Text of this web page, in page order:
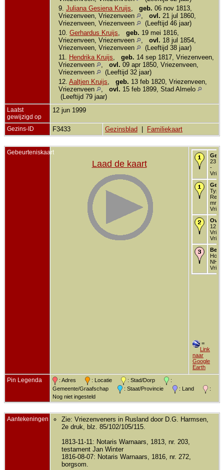
9. Juliana Gesiena Kruijs geb. 06 nov 1813,
Vriezenveen, Vriezenveen
ovl. 21 jul 1860,
Vriezenveen, Vriezenveen
(Leeftijd 46 jaar)
10. Gerhardus Kruijs geb. 19 mei 1816,
Vriezenveen, Vriezenveen
ovl. 18 jul 1854,
Vriezenveen, Vriezenveen
(Leeftijd 38 jaar)
11.
Hendrika Kruijs geb. 14 sep 1817, Vriezenveen,
Vriezenveen
ovl. 09 apr 1850, Vriezenveen,
Vriezenveen
(Leeftijd 32 jaar)
12. Aaltjen Kruijs geb. 13 feb 1820, Vriezenveen,
Vriezenveen
ovl. 15 feb 1899, Stad Almelo
(Leeftijd 79 jaar)
Laatst
gewijzigd op
12 jun 1999
Gezins-ID F3433 Gezinsblad Familiekaart
Gebeurteniskaart
Laad de kaart
23
-
mrt
12
Hof
NH
=
Link
naar
Google
Earth
Pin Legenda : Adres : Locatie : Stad/Dorp
:
Gemeente/Graafschap
: Staat/Provincie : Land
:
Nog niet ingesteld
Aantekeningen
Zie: Vriezenveners in Rusland door D.G. Harmsen,
2e druk, blz. 85/102/105/115.
1813-11-11: Notaris Warnaars, 1813, nr. 203,
testament Jan Winter
1816-08-07: Notaris Warnaars, 1816, nr. 272,
borgsom.